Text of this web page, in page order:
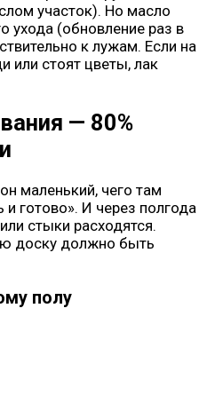
участок). Но масло
ухода (обновление раз в
к лужам. Если на
или стоят цветы, лак
— 80%
маленький, чего там
и готово». И через полгода
стыки расходятся.
доску должно быть
полу